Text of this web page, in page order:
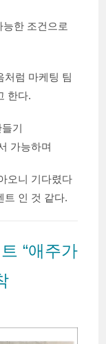
한 조건으로
처럼 마케팅 팀
한다.
기
가능하며
오니 기다렸다
트 인 것 같다.
“애주가